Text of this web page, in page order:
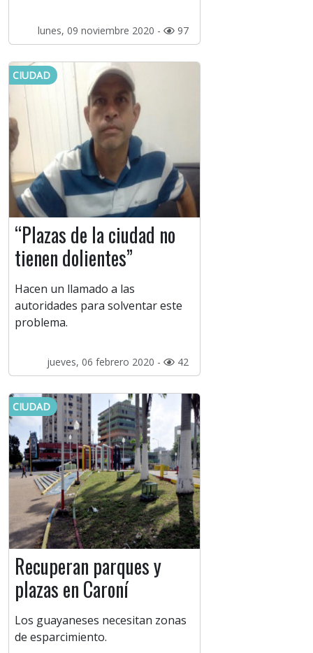
lunes, 09 noviembre 2020 - 97
CIUDAD
“Plazas de la ciudad no
tienen dolientes”
Hacen un llamado a las
autoridades para solventar este
problema.
jueves, 06 febrero 2020 - 42
CIUDAD
Recuperan parques y
plazas en Caroní
Los guayaneses necesitan zonas
de esparcimiento.